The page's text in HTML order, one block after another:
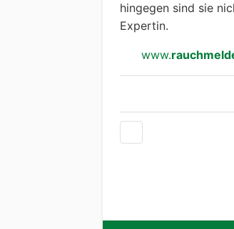
hingegen sind sie
Expertin.
www.